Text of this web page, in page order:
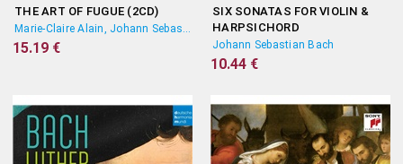
THE ART OF FUGUE (2CD)
Marie-Claire Alain, Johann Sebastian Bach
15.19 €
SIX SONATAS FOR VIOLIN &
HARPSICHORD
Johann Sebastian Bach
10.44 €